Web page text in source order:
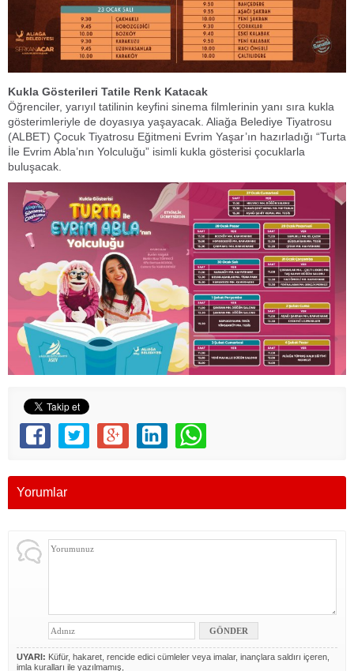
Kukla Gösterileri Tatile Renk Katacak
Öğrenciler, yarıyıl tatilinin keyfini sinema filmlerinin yanı sıra kukla
gösterimleriyle de doyasıya yaşayacak. Aliağa Belediye Tiyatrosu
(ALBET) Çocuk Tiyatrosu Eğitmeni Evrim Yaşar’ın hazırladığı “Turta
İle Evrim Abla’nın Yolculuğu” isimli kukla gösterisi çocuklarla
buluşacak.
Yorumlar
UYARI: Küfür, hakaret, rencide edici cümleler veya imalar, inançlara saldırı içeren,
imla kuralları ile yazılmamış,